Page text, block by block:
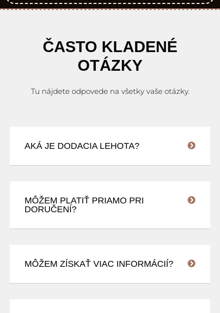
ČASTO KLADENÉ
OTÁZKY
Tu nájdete odpovede na všetky vaše otázky.
AKÁ JE DODACIA LEHOTA?
MÔŽEM PLATIŤ PRIAMO PRI
DORUČENÍ?
MÔŽEM ZÍSKAŤ VIAC INFORMÁCIÍ?